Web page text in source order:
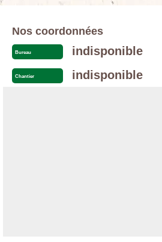
Nos coordonnées
Bureau indisponible
Chantier indisponible